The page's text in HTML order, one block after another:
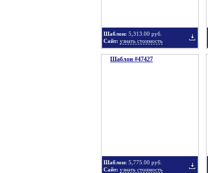
Шаблон: 5,313.00 руб.
Сайт: узнать стоимость
Шаблон #47427
Шаблон: 5,775.00 руб.
Сайт: узнать стоимость